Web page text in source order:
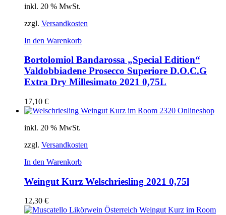
inkl. 20 % MwSt.
zzgl. Versandkosten
In den Warenkorb
Bortolomiol Bandarossa „Special Edition“
Valdobbiadene Prosecco Superiore D.O.C.G
Extra Dry Millesimato 2021 0,75L
17,10 €
inkl. 20 % MwSt.
zzgl. Versandkosten
In den Warenkorb
Weingut Kurz Welschriesling 2021 0,75l
12,30 €